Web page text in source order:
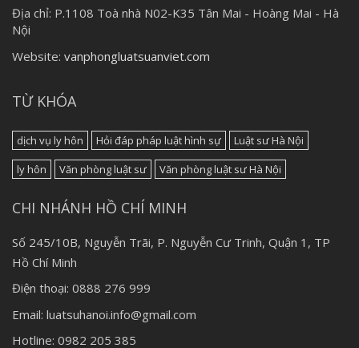
Địa chỉ: P.1108 Toà nhà N02-K35 Tân Mai - Hoàng Mai - Hà
Nội
Website: vanphongluatsuanviet.com
TỪ KHÓA
dịch vụ ly hôn Hỏi đáp pháp luật hình sự
Luật sư Hà Nội
ly hôn
Văn phòng luật sư Văn phòng luật sư Hà Nội
CHI NHÁNH HỒ CHÍ MINH
Số 245/10B, Nguyễn Trãi, P. Nguyễn Cư Trinh, Quận 1, TP
Hồ Chí Minh
Điện thoại: 0888 276 999
Email: luatsuhanoi.info@gmail.com
Hotline: 0982 205 385